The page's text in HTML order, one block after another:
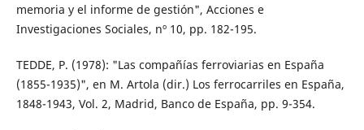
memoria y el informe de gestión", Acciones e
Investigaciones Sociales, nº 10, pp. 182-195.
TEDDE, P. (1978): "Las compañías ferroviarias en España
(1855-1935)", en M. Artola (dir.) Los ferrocarriles en España,
1848-1943, Vol. 2, Madrid, Banco de España, pp. 9-354.